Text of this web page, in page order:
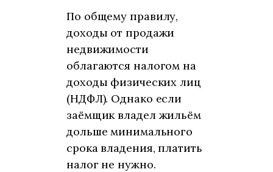
По общему правилу,
доходы от продажи
недвижимости
облагаются налогом на
доходы физических лиц
(НДФЛ). Однако если
заёмщик владел жильём
дольше минимального
срока владения, платить
налог не нужно.